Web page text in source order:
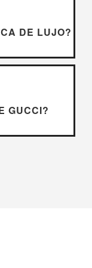
DE LUJO?
GUCCI?